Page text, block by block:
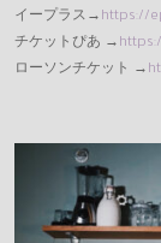
イープラス→https://
チケットぴあ →
ローソンチケット →